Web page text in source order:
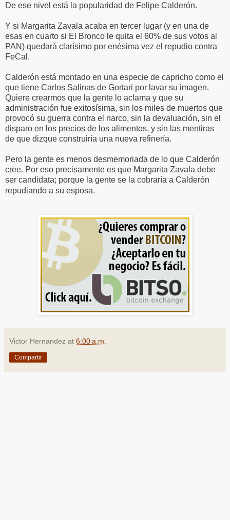
De ese nivel está la popularidad de Felipe Calderón.
Y si Margarita Zavala acaba en tercer lugar (y en una de
esas en cuarto si El Bronco le quita el 60% de sus votos al
PAN) quedará clarísimo por enésima vez el repudio contra
FeCal.
Calderón está montado en una especie de capricho como el
que tiene Carlos Salinas de Gortari por lavar su imagen.
Quiere crearmos que la gente lo aclama y que su
administración fue exitosísima, sin los miles de muertos que
provocó su guerra contra el narco, sin la devaluación, sin el
disparo en los precios de los alimentos, y sin las mentiras
de que dizque construiría una nueva refinería.
Pero la gente es menos desmemoriada de lo que Calderón
cree. Por eso precisamente es que Margarita Zavala debe
ser candidata; porque la gente se la cobraría a Calderón
repudiando a su esposa.
Victor Hernandez at 6:00 a.m.
Compartir